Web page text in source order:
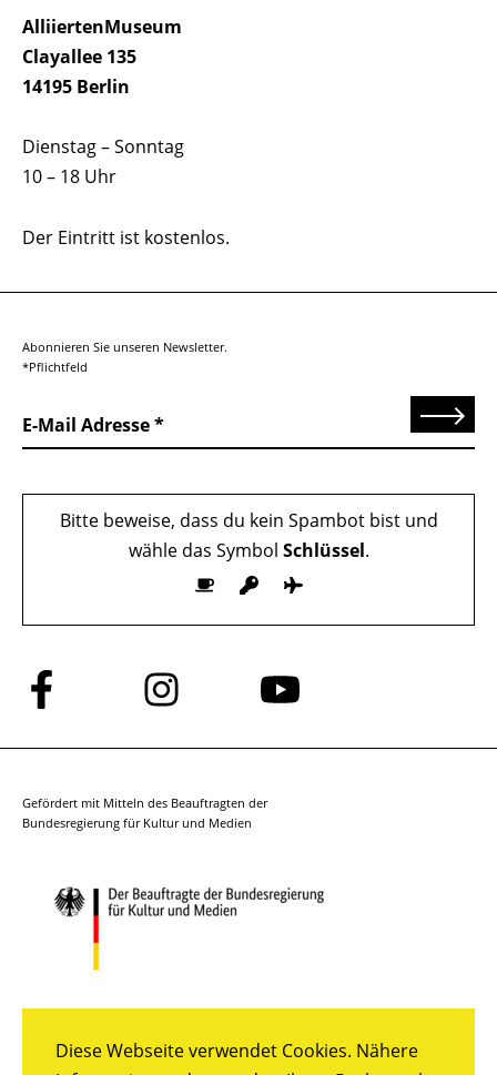
Diese Webseite verwendet Cookies. Nähere
AlliiertenMuseum
Clayallee 135
14195 Berlin
Dienstag – Sonntag
10 – 18 Uhr
Der Eintritt ist kostenlos.
Abonnieren Sie unseren Newsletter.
*Pflichtfeld
E-Mail Adresse Senden
Bitte beweise, dass du kein Spambot bist und
wähle das Symbol Schlüssel.
Folge
uns
auf
Folge
uns
auf
Folge
auf
Gefördert mit Mitteln des Beauftragten der
Bundesregierung für Kultur und Medien